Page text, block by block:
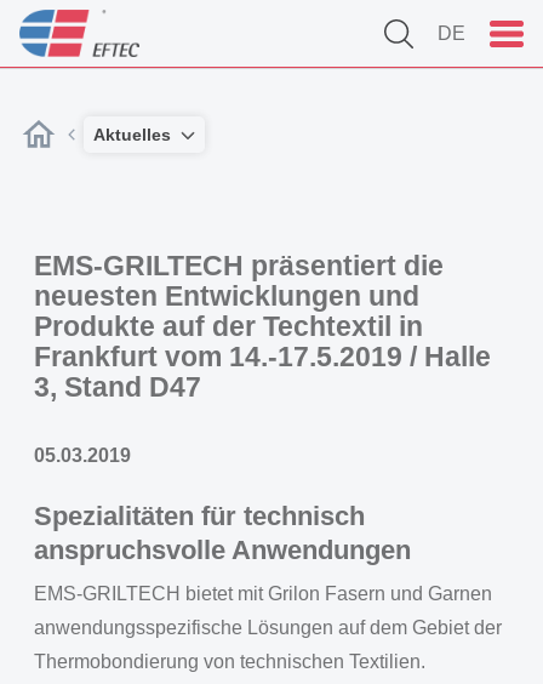
DE
Aktuelles
EMS-GRILTECH präsentiert die
neuesten Entwicklungen und
Produkte auf der Techtextil in
Frankfurt vom 14.-17.5.2019 / Halle
3, Stand D47
05.03.2019
Spezialitäten für technisch
anspruchsvolle Anwendungen
EMS-GRILTECH bietet mit Grilon Fasern und Garnen
anwendungsspezifische Lösungen auf dem Gebiet der
Thermobondierung von technischen Textilien.